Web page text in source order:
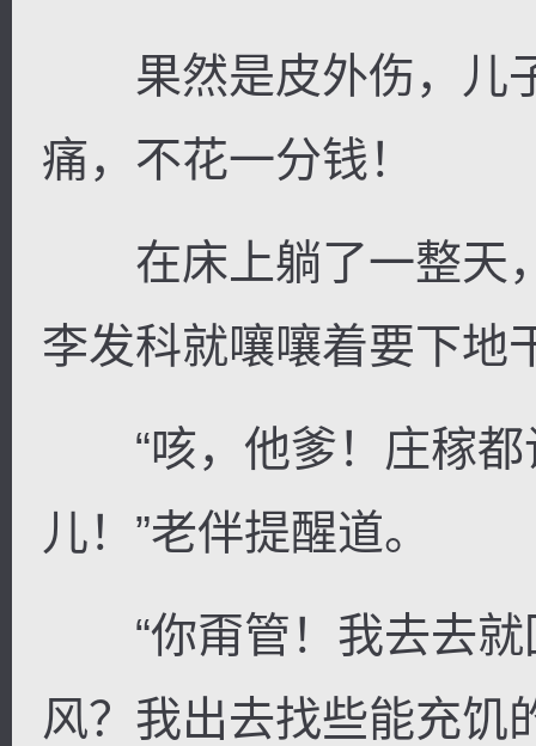
果然是皮外伤，儿
痛，不花一分钱！
在床上躺了一整天
李发科就嚷嚷着要下地
“咳，他爹！庄稼都
儿！”老伴提醒道。
“你甭管！我去去就
风？我出去找些能充饥